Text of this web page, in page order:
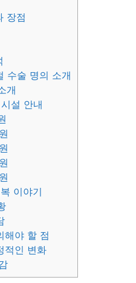
장점
수술 명의 소개
개
설 안내
이야기
해야 할 점
적인 변화